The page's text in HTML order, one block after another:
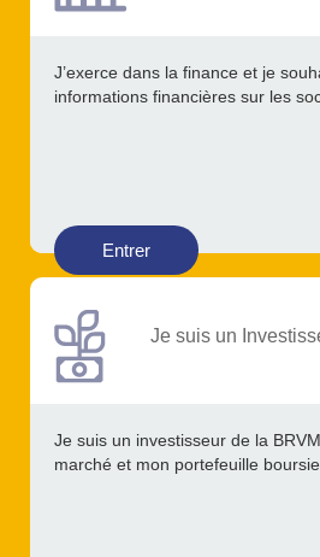
J’exerce dans la finance et je
informations financières sur les
Entrer
Je suis un
Je suis un investisseur de la
marché et mon portefeuille